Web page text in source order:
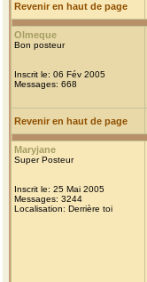
Revenir en haut de page
Olmeque
Bon posteur
Inscrit le: 06 Fév 2005
Messages: 668
Revenir en haut de page
Maryjane
Super Posteur
Inscrit le: 25 Mai 2005
Messages: 3244
Localisation: Derrière toi